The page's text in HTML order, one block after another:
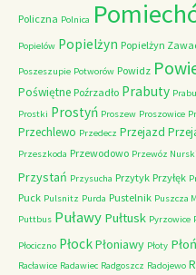
Policzna Polnica
Popielów Popielżyn Popielżyn
Poszeszupie Potworów Powidz
Poświętne Poźrzadło Prabuty
Prostki Prostyń Proszew Proszowice
Przechlewo Przedecz Przejazd
Przeszkoda Przewodowo Przewóz Nurski
Przystań Przysucha Przytyk Przyłęk
Puck Pulsnitz Purda Pustelnik Puszcza
Puttbus Puławy Pułtusk Pyrzowice
Płociczno PłockPłoniawy Płoty
Racławice Radawiec Radgoszcz Radojewo